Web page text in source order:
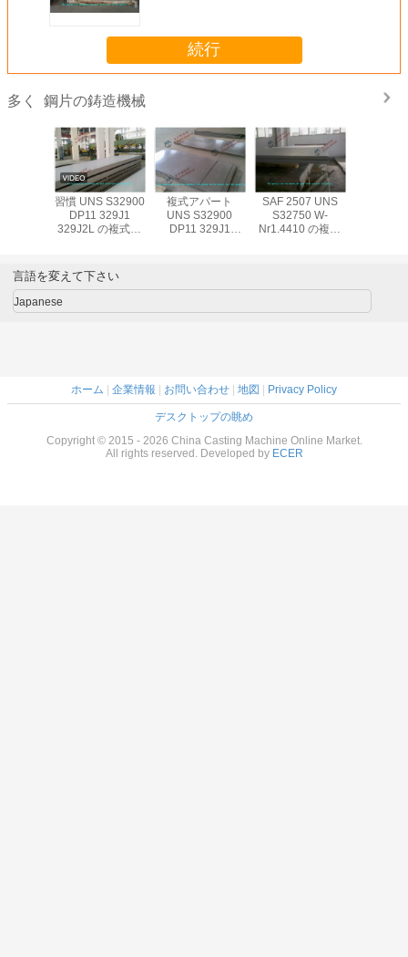
続行
多く 鋼片の鋳造機械
習慣 UNS S32900
DP11 329J1
329J2L の複式ア
No.1 No.4 の終わ
りの鋼板
複式アパート
UNS S32900
DP11 329J1
SAF 2507 UNS
S32750 W-
Nr1.4410 の複式
言語を変えて下さい
Japanese
ホーム | 企業情報 | お問い合わせ | 地図 | Privacy Policy
デスクトップの眺め
Copyright © 2015 - 2026 China Casting Machine Online Market.
All rights reserved. Developed by ECER